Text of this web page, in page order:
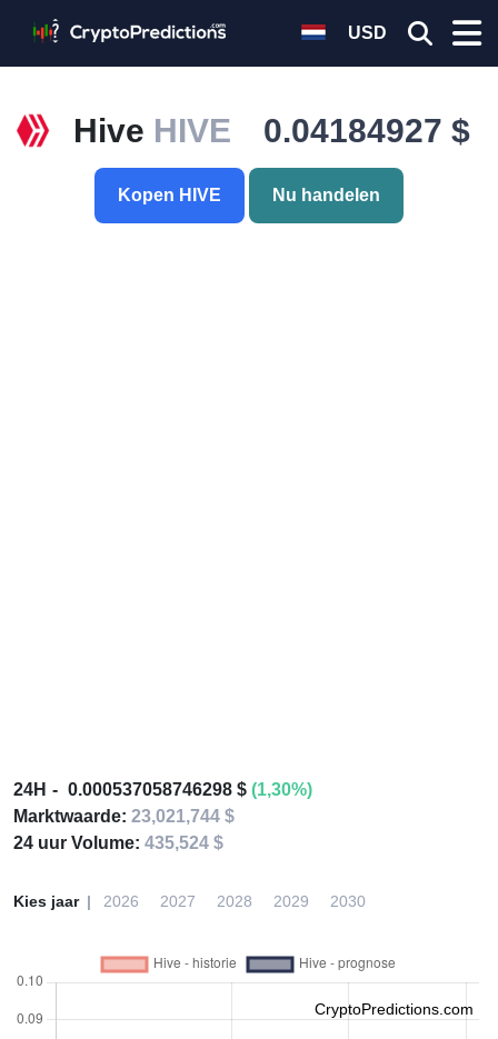
USD
Hive HIVE 0.04184927 $
Kopen HIVE Nu handelen
24H 0.000537058746298 $ (1,30%)
Marktwaarde: 23,021,744 $
24 uur Volume: 435,524 $
Kies jaar 2026 2027 2028 2029 2030
CryptoPredictions.com